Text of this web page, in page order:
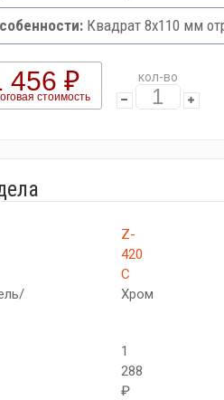
Квадрат 8х110 мм
456 ₽
стоимость
кол-во
Z-
420
C
Хром
1
288
₽